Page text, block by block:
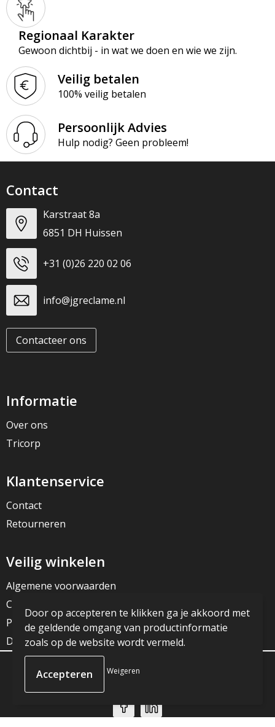
Regionaal Karakter
Gewoon dichtbij - in wat we doen en wie we zijn.
Veilig betalen
100% veilig betalen
Persoonlijk Advies
Hulp nodig? Geen probleem!
Contact
Karstraat 8a
6851 DH Huissen
+31 (0)26 220 02 06
info@jgreclame.nl
Contacteer ons
Informatie
Over ons
Tricorp
Klantenservice
Contact
Retourneren
Veilig winkelen
Algemene voorwaarden
Cookieverklaring
Privacyverklaring
Disclaimer
© Copyright JG Reclame 2023
Door op accepteren te klikken ga je akkoord met
de geldende omgang van productinformatie
zoals op de website wordt vermeld.
Weigeren